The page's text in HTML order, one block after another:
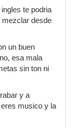
te podria
mezclar desde
un buen
esa mala
sin ton ni
y a
musico y la